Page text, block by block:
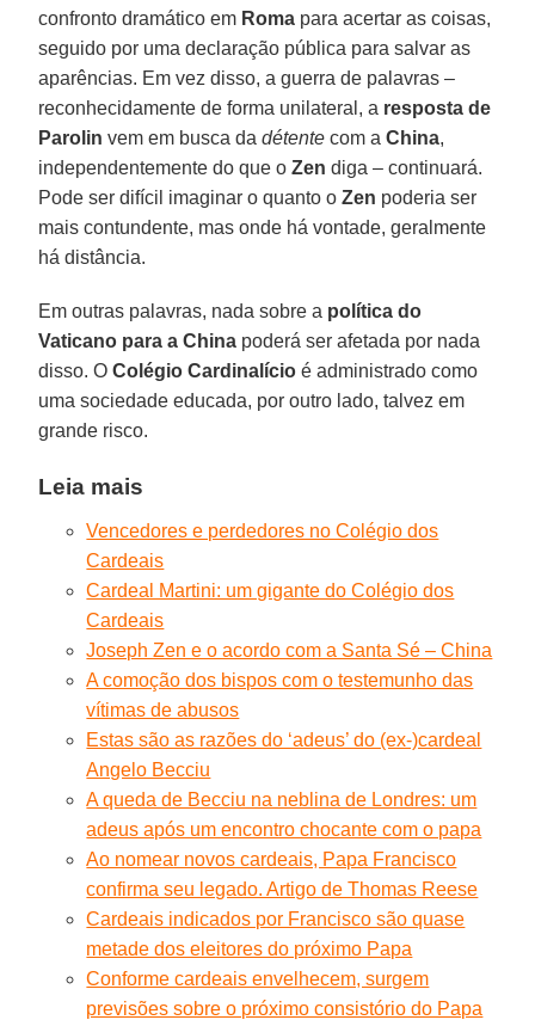
confronto dramático em Roma para acertar as coisas,
seguido por uma declaração pública para salvar as
aparências. Em vez disso, a guerra de palavras –
reconhecidamente de forma unilateral, a resposta de
Parolin vem em busca dadétente com aChina,
independentemente do que oZen diga – continuará.
Pode ser difícil imaginar o quanto oZen poderia ser
mais contundente, mas onde há vontade, geralmente
há distância.
Em outras palavras, nada sobre a política do
Vaticano para a China poderá ser afetada por nada
disso. OColégio Cardinalício é administrado como
uma sociedade educada, por outro lado, talvez em
grande risco.
Leia mais
Vencedores e perdedores no Colégio dos
Cardeais
Cardeal Martini: um gigante do Colégio dos
Cardeais
Joseph Zen e o acordo com a Santa Sé – China
A comoção dos bispos com o testemunho das
vítimas de abusos
Estas são as razões do ‘adeus’ do (ex-)cardeal
Angelo Becciu
A queda de Becciu na neblina de Londres: um
adeus após um encontro chocante com o papa
Ao nomear novos cardeais, Papa Francisco
confirma seu legado. Artigo de Thomas Reese
Cardeais indicados por Francisco são quase
metade dos eleitores do próximo Papa
Conforme cardeais envelhecem, surgem
previsões sobre o próximo consistório do Papa